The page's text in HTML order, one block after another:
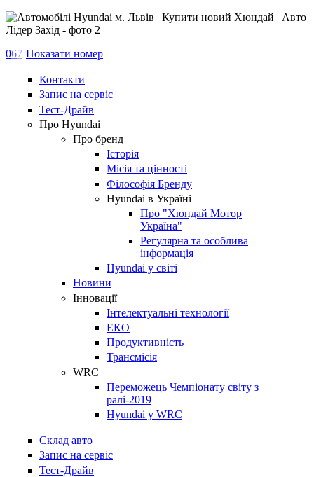
067 Показати номер
Контакти
Запис на сервіс
Тест-Драйв
Про Hyundai
Про бренд
Історія
Місія та цінності
Філософія Бренду
Hyundai в Україні
Про "Хюндай Мотор
Україна"
Регулярна та особлива
інформація
Hyundai у світі
Новини
Інновації
Інтелектуальні технології
ЕКО
Продуктивність
Трансмісія
WRC
Переможець Чемпіонату світу з
ралі-2019
Hyundai у WRC
Склад авто
Запис на сервіс
Тест-Драйв